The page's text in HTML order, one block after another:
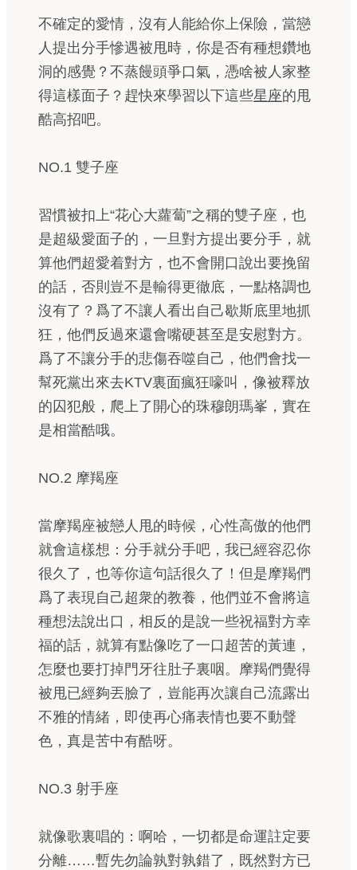
不確定的愛情，沒有人能給你上保險，當戀
人提出分手慘遇被甩時，你是否有種想鑽地
洞的感覺？不蒸饅頭爭口氣，憑啥被人家整
得這樣面子？趕快來學習以下這些星座的甩
酷高招吧。
NO.1 雙子座
習慣被扣上“花心大蘿蔔”之稱的雙子座，也
是超級愛面子的，一旦對方提出要分手，就
算他們超愛着對方，也不會開口說出要挽留
的話，否則豈不是輸得更徹底，一點格調也
沒有了？爲了不讓人看出自己歇斯底里地抓
狂，他們反過來還會嘴硬甚至是安慰對方。
爲了不讓分手的悲傷吞噬自己，他們會找一
幫死黨出來去KTV裏面瘋狂嚎叫，像被釋放
的囚犯般，爬上了開心的珠穆朗瑪峯，實在
是相當酷哦。
NO.2 摩羯座
當摩羯座被戀人甩的時候，心性高傲的他們
就會這樣想：分手就分手吧，我已經容忍你
很久了，也等你這句話很久了！但是摩羯們
爲了表現自己超衆的教養，他們並不會將這
種想法說出口，相反的是說一些祝福對方幸
福的話，就算有點像吃了一口超苦的黃連，
怎麼也要打掉門牙往肚子裏咽。摩羯們覺得
被甩已經夠丟臉了，豈能再次讓自己流露出
不雅的情緒，即使再心痛表情也要不動聲
色，真是苦中有酷呀。
NO.3 射手座
就像歌裏唱的：啊哈，一切都是命運註定要
分離……暫先勿論孰對孰錯了，既然對方已